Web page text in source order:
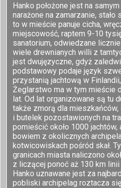
Hanko położone jest na
narażone na zamarzanie,
to w mieście panuje cicha,
miejscowość, raptem 9-10
sanatorium, odwiedzane
wiele drewnianych willi z
jest dwujęzyczne, gdyż
podstawowy podaje język
przystanią jachtową w
Żeglarstwo ma w tym mieście
lat. Od lat organizowane są tu
także zmorą dla
i butelek pozostawionych na
pomieścić około 1000
bowiem z okolicznych
kotwicowiskach pośród skał.
granicach miasta naliczono
z liczącej ponoć aż 130 km
Hanko uznawane jest za
pobliski archipelag roztacza